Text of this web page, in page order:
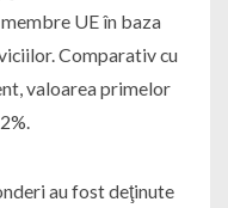
UE în baza
Comparativ cu
valoarea primelor
au fost deţinute